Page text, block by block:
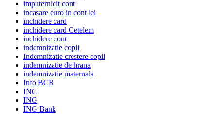
imputernicit cont
incasare euro in cont lei
inchidere card
inchidere card Cetelem
inchidere cont
indemnizatie copii
Indemnizatie crestere copil
indemnizatie de hrana
indemnizatie maternala
Info BCR
ING
ING
ING Bank